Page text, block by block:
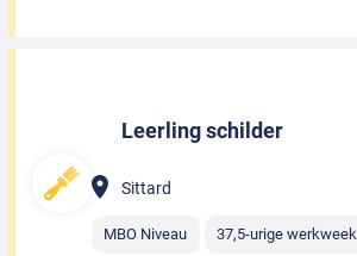
Leerling schilder
Sittard
MBO Niveau 37,5-urige werkweek